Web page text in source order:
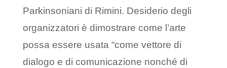
Parkinsoniani di Rimini. Desiderio degli
organizzatori è dimostrare come l’arte
possa essere usata “come vettore di
dialogo e di comunicazione nonché di